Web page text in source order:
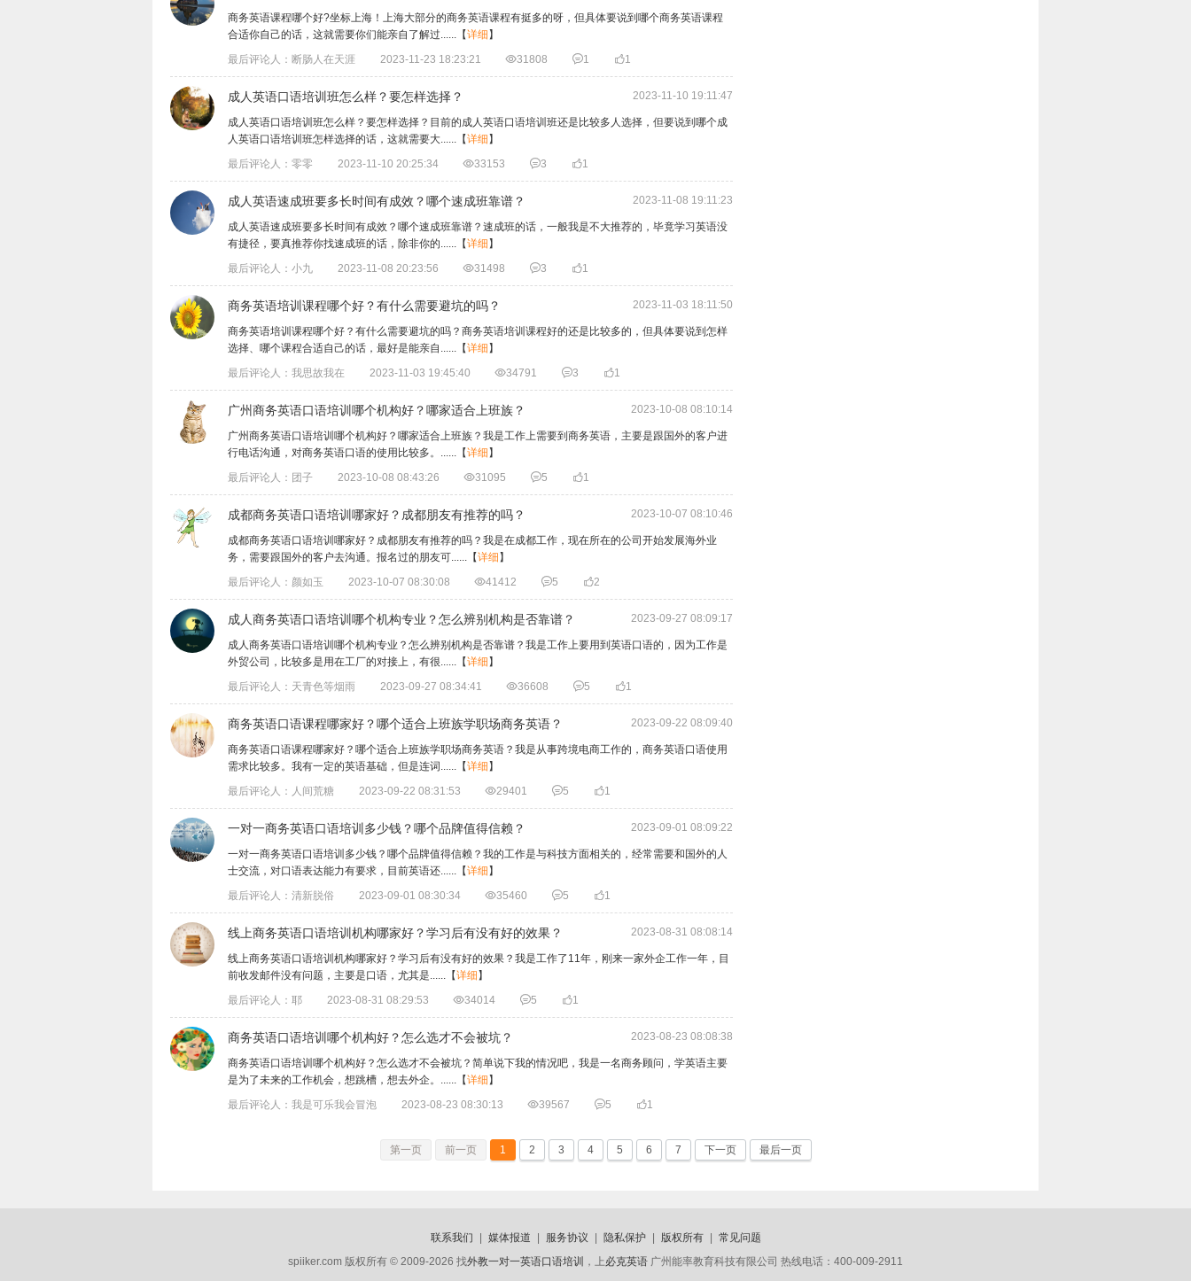
商务英语课程哪个好?坐标上海！上海大部分的商务英语课程有挺多的呀，但具体要说到哪个商务英语课程
合适你自己的话，这就需要你们能亲自了解过...... 【详细 】
最后评论人：断肠人在天涯
2023-11-23 18:23:21 31808 1 1
成人英语口语培训班怎么样？要怎样选择？ 2023-11-10 19:11:47
成人英语口语培训班怎么样？要怎样选择？目前的成人英语口语培训班还是比较多人选择，但要说到哪个成
人英语口语培训班怎样选择的话，这就需要大...... 【详细 】
最后评论人：零零
2023-11-10 20:25:34 33153 3 1
成人英语速成班要多长时间有成效？哪个速成班靠谱？ 2023-11-08 19:11:23
成人英语速成班要多长时间有成效？哪个速成班靠谱？速成班的话，一般我是不大推荐的，毕竟学习英语没
有捷径，要真推荐你找速成班的话，除非你的...... 【详细 】
最后评论人：小九
2023-11-08 20:23:56 31498 3 1
商务英语培训课程哪个好？有什么需要避坑的吗？ 2023-11-03 18:11:50
商务英语培训课程哪个好？有什么需要避坑的吗？商务英语培训课程好的还是比较多的，但具体要说到怎样
选择、哪个课程合适自己的话，最好是能亲自...... 【详细 】
最后评论人：我思故我在
2023-11-03 19:45:40 34791 3 1
广州商务英语口语培训哪个机构好？哪家适合上班族？ 2023-10-08 08:10:14
广州商务英语口语培训哪个机构好？哪家适合上班族？我是工作上需要到商务英语，主要是跟国外的客户进
行电话沟通，对商务英语口语的使用比较多。...... 【详细 】
最后评论人：团子
2023-10-08 08:43:26 31095 5 1
​成都商务英语口语培训哪家好？成都朋友有推荐的吗？ 2023-10-07 08:10:46
成都商务英语口语培训哪家好？成都朋友有推荐的吗？我是在成都工作，现在所在的公司开始发展海外业
务，需要跟国外的客户去沟通。报名过的朋友可...... 【详细 】
最后评论人：颜如玉
2023-10-07 08:30:08 41412 5 2
成人商务英语口语培训哪个机构专业？怎么辨别机构是否靠谱？ 2023-09-27 08:09:17
成人商务英语口语培训哪个机构专业？怎么辨别机构是否靠谱？我是工作上要用到英语口语的，因为工作是
外贸公司，比较多是用在工厂的对接上，有很...... 【详细 】
最后评论人：天青色等烟雨
2023-09-27 08:34:41 36608 5 1
​商务英语口语课程哪家好？哪个适合上班族学职场商务英语？ 2023-09-22 08:09:40
商务英语口语课程哪家好？哪个适合上班族学职场商务英语？我是从事跨境电商工作的，商务英语口语使用
需求比较多。我有一定的英语基础，但是连词...... 【详细 】
最后评论人：人间荒糖
2023-09-22 08:31:53 29401 5 1
​一对一商务英语口语培训多少钱？哪个品牌值得信赖？ 2023-09-01 08:09:22
一对一商务英语口语培训多少钱？哪个品牌值得信赖？我的工作是与科技方面相关的，经常需要和国外的人
士交流，对口语表达能力有要求，目前英语还...... 【详细 】
最后评论人：清新脱俗
2023-09-01 08:30:34 35460 5 1
线上商务英语口语培训机构哪家好？学习后有没有好的效果？ 2023-08-31 08:08:14
线上商务英语口语培训机构哪家好？学习后有没有好的效果？我是工作了11年，刚来一家外企工作一年，目
前收发邮件没有问题，主要是口语，尤其是...... 【详细 】
最后评论人：耶
2023-08-31 08:29:53 34014 5 1
​商务英语口语培训哪个机构好？怎么选才不会被坑？ 2023-08-23 08:08:38
商务英语口语培训哪个机构好？怎么选才不会被坑？简单说下我的情况吧，我是一名商务顾问，学英语主要
是为了未来的工作机会，想跳槽，想去外企。...... 【详细 】
最后评论人：我是可乐我会冒泡
2023-08-23 08:30:13 39567 5 1
第一页 前一页 1 2 3 4 5 6 7 下一页 最后一页
联系我们 媒体报道 服务协议 隐私保护 版权所有
常见问题
spiiker.com 版权所有 © 2009-2026 找外教一对一英语口语培训 ，上必克英语 广州能率教育科技有限公司 热线电话：400-009-2911